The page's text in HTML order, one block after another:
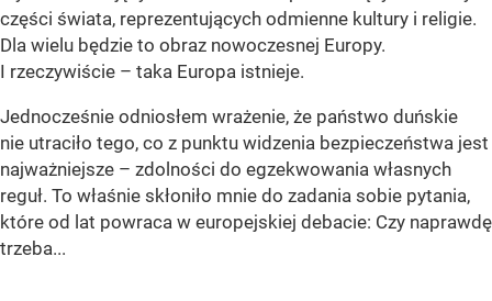
części świata, reprezentujących odmienne kultury i religie.
Dla wielu będzie to obraz nowoczesnej Europy.
I rzeczywiście – taka Europa istnieje.
Jednocześnie odniosłem wrażenie, że państwo duńskie
nie utraciło tego, co z punktu widzenia bezpieczeństwa jest
najważniejsze – zdolności do egzekwowania własnych
reguł. To właśnie skłoniło mnie do zadania sobie pytania,
które od lat powraca w europejskiej debacie: Czy naprawdę
trzeba...